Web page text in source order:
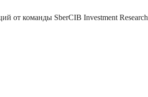
от команды SberCIB Investment Research